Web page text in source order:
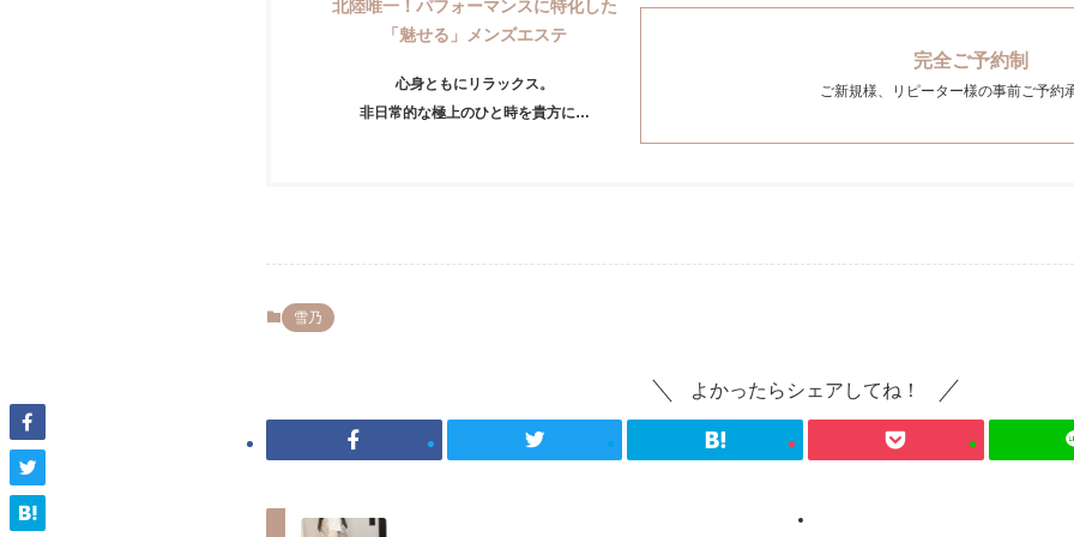
北陸唯一！パフォーマンスに特化した
「魅せる」メンズエステ
心身ともにリラックス。
非日常的な極上のひと時を貴方に…
完全ご予約制
ご新規様、リピーター様の事前ご予約
雪乃
よかったらシェアしてね！